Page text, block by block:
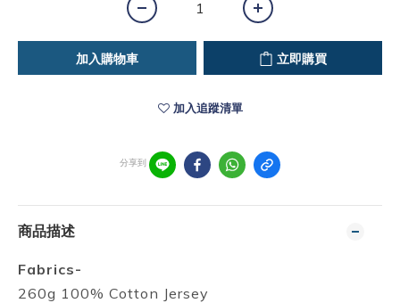
加入購物車 立即購買
加入追蹤清單
分享到
商品描述
Fabrics-
260g 100% Cotton Jersey